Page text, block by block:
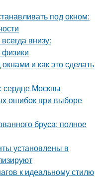
под окном:
внизу:
и как это сделать
сердце Москвы
ошибок при выборе
бруса: полное
установлены в
к идеальному стилю